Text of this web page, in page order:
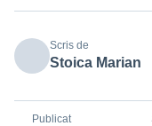
Scris de
Stoica Marian
Publicat